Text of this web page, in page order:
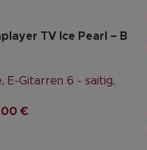
TV Ice Pearl – B
, E-Gitarren 6 - saitig,
€